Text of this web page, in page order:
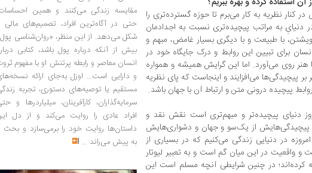
کنار نظریه به کار می‌برم تا حوزه گسترده‌تری را
دنیایِ به مراتب پیچیده‌تری نسبت به اجدادمان
با طبیعت و با دیگری بسیار غامض، مبهم و
برای تبیین این روابط و درک جایگاه خود در
هنر روی می‌آورد. اما این گرایش همیشه و همواره
پیچیدگی‌ها می‌افزایند و اینجاست که پای نظریه
پیچیده درونی متن و ارتباط آن با جهان باشد.
دنیای پیچیده‌تر و مبهم‌تری است نقش نقد و
پیچیدگی‌هایش از یک‌سو و جهان و دشواری‌هایش
در دنیایی زندگی می‌کنیم که در بسیاری از
و واقعیت در این میان گم است و به تعبیر لیوتار
کرده‌اند؛ در چنین شرایطی آنچه مسلم است این
مقایسه زندگی می‌کنند و همین
حتی در آگاه‌ترین افراد، تصمیم‌های مالی
شکل می‌دهد. از این منظر، «روان‌شناسی
بیش از آنکه درباره پول باشد، کتابی
انسان معاصر و رابطه پرتنش او با مفهوم
و دارایی است... اوزل به‌جای ارائه
مستقیم یا توصیه‌های دستوری، تجربه
سرمایه‌گذاران، کارآفرینان، میلیاردرها و
افراد عادی را روایت می‌کند و از دل
داستان‌ها روایت خود را برمی‌سازد و بحث
به پیش می‌راند ...